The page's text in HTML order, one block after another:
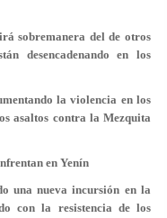
sobremanera del de otros
desencadenando en los
la violencia en los
asaltos contra la Mezquita
en Yenín
una nueva incursión en la
con la resistencia de los